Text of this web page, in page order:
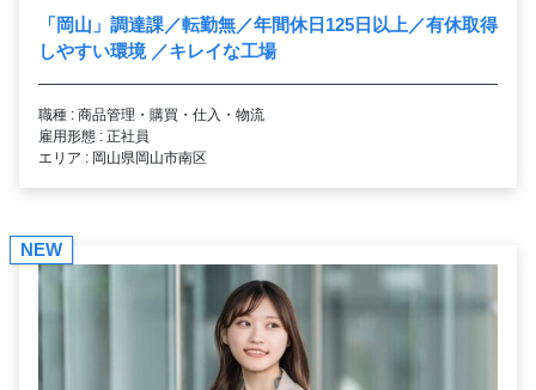
「岡山」調達課／転勤無／年間休日125日以上／有休取得
しやすい環境 ／キレイな工場
職種 : 商品管理・購買・仕入・物流
雇用形態 : 正社員
エリア : 岡山県岡山市南区
NEW